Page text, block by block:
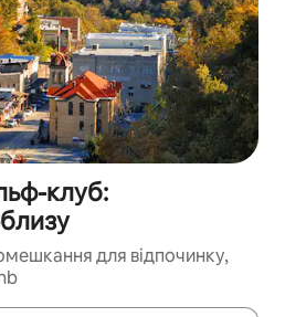
клуб:
для відпочинку,